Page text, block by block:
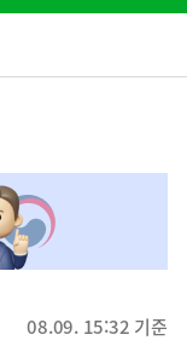
08.09. 15:32 기준